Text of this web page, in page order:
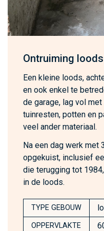
Ontruiming loods
Een kleine loods,
en ook enkel te
de garage, lag vol
tuinresten, potten en
veel ander materiaal.
Na een dag werk met
opgekuist, inclusief
die terugging tot
in de loods.
TYPE GEBOUW
OPPERVLAKTE